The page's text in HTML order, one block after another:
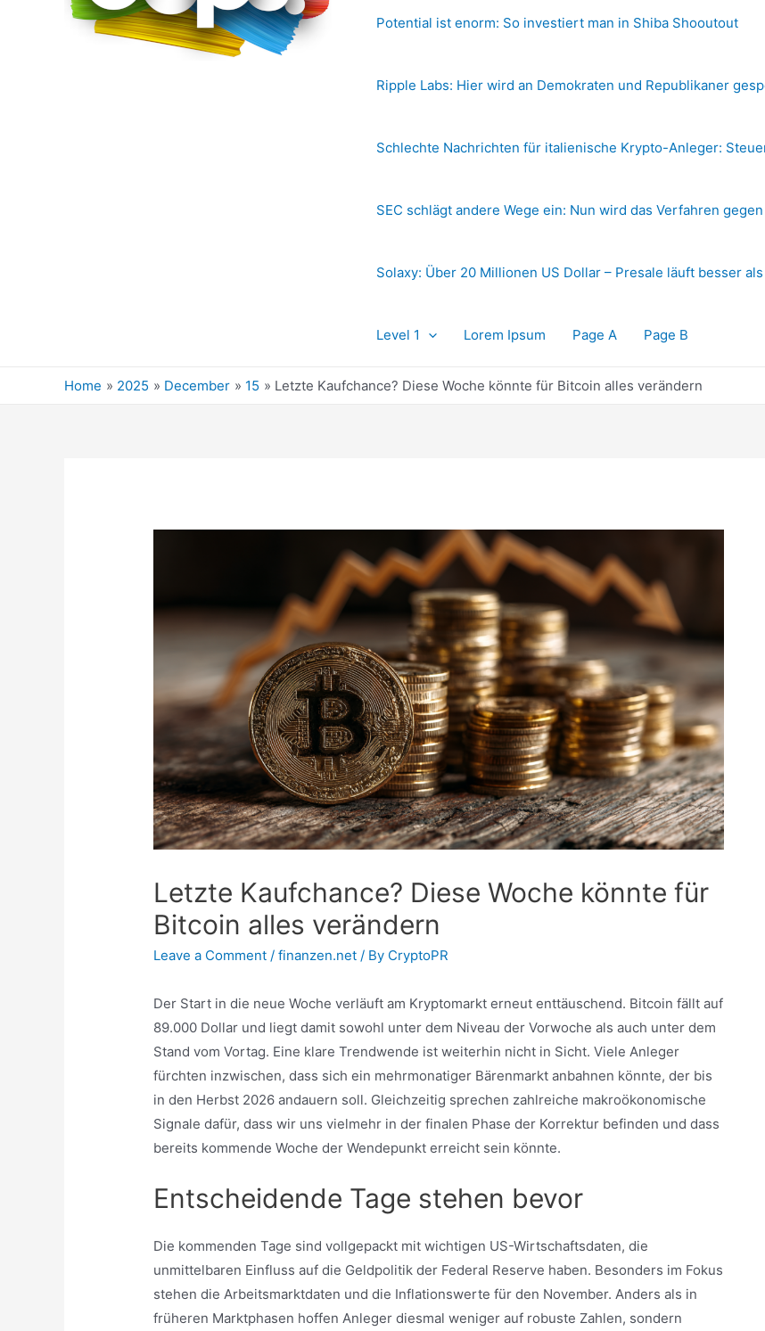
Potential ist enorm: So investiert man in Shiba Shooutout
Ripple Labs: Hier wird an Demokraten und Republikaner
Schlechte Nachrichten für italienische Krypto-Anleger:
SEC schlägt andere Wege ein: Nun wird das Verfahren
Solaxy: Über 20 Millionen US Dollar – Presale läuft besser
Level 1 Lorem Ipsum Page A Page B
Home 2025 December 15 Letzte Kaufchance? Diese Woche könnte für Bitcoin alles verändern
Letzte Kaufchance? Diese Woche könnte für
Bitcoin alles verändern
Leave a Comment /finanzen.net / By CryptoPR
Der Start in die neue Woche verläuft am Kryptomarkt erneut enttäuschend. Bitcoin fällt auf
89.000 Dollar und liegt damit sowohl unter dem Niveau der Vorwoche als auch unter dem
Stand vom Vortag. Eine klare Trendwende ist weiterhin nicht in Sicht. Viele Anleger
fürchten inzwischen, dass sich ein mehrmonatiger Bärenmarkt anbahnen könnte, der bis
in den Herbst 2026 andauern soll. Gleichzeitig sprechen zahlreiche makroökonomische
Signale dafür, dass wir uns vielmehr in der finalen Phase der Korrektur befinden und dass
bereits kommende Woche der Wendepunkt erreicht sein könnte.
Entscheidende Tage stehen bevor
Die kommenden Tage sind vollgepackt mit wichtigen US-Wirtschaftsdaten, die
unmittelbaren Einfluss auf die Geldpolitik der Federal Reserve haben. Besonders im Fokus
stehen die Arbeitsmarktdaten und die Inflationswerte für den November. Anders als in
früheren Marktphasen hoffen Anleger diesmal weniger auf robuste Zahlen, sondern